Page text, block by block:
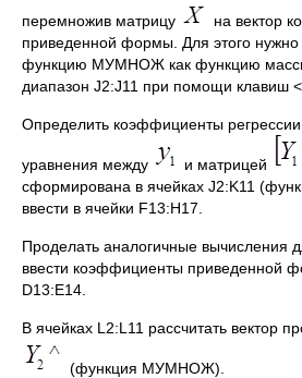
перемножив матрицу
на вектор
приведенной формы. Для этого нужно
функцию МУМНОЖ как функцию
диапазон J2:J11 при помощи клавиш
Определить коэффициенты
уравнения между и матрицей
сформирована в ячейках J2:K11
ввести в ячейки F13:H17.
Проделать аналогичные вычисления
ввести коэффициенты приведенной
D13:E14.
В ячейках L2:L11 рассчитать вектор
(функция МУМНОЖ).